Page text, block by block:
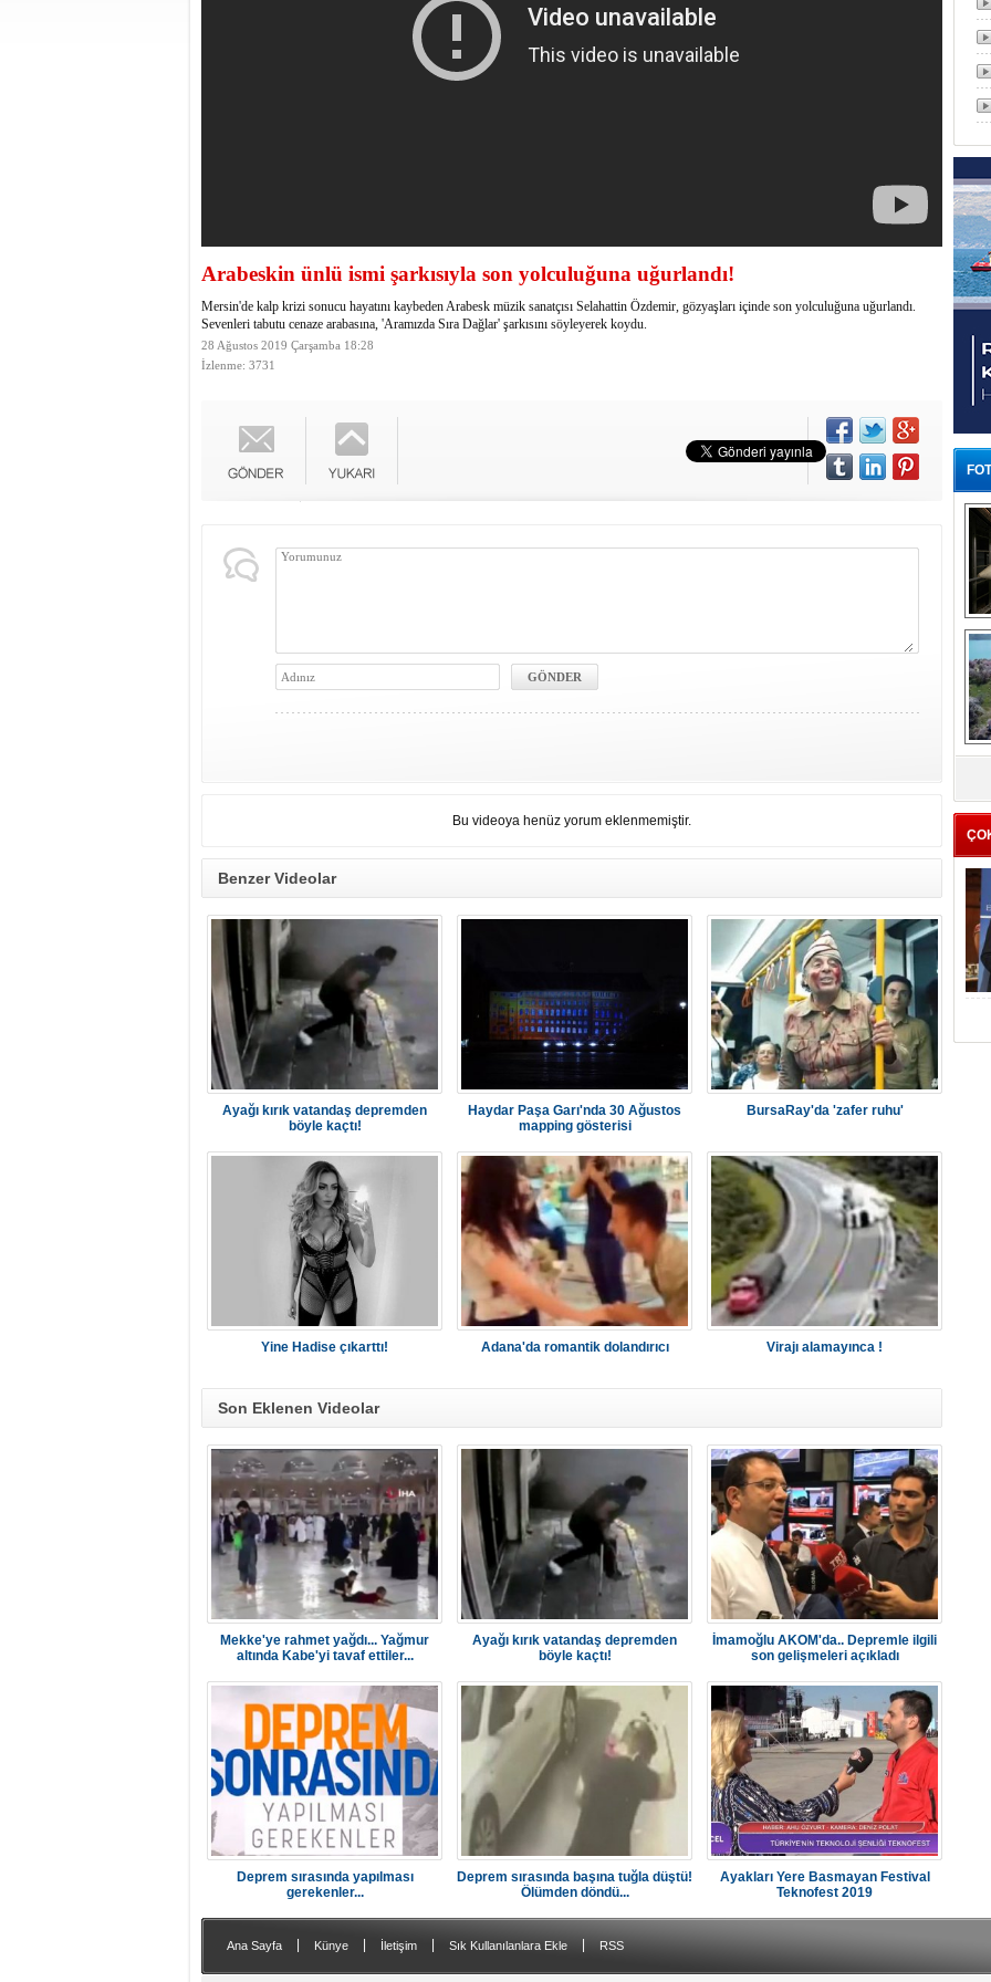
Arabeskin ünlü ismi şarkısıyla son yolculuğuna uğurlandı!
Mersin'de kalp krizi sonucu hayatını kaybeden Arabesk müzik sanatçısı Selahattin Özdemir, gözyaşları içinde son yolculuğuna uğurlandı.
Sevenleri tabutu cenaze arabasına, 'Aramızda Sıra Dağlar' şarkısını söyleyerek koydu.
28 Ağustos 2019 Çarşamba 18:28
İzlenme: 3731
Bu videoya henüz yorum eklenmemiştir.
Benzer Videolar
Ayağı kırık vatandaş depremden
böyle kaçtı!
Haydar Paşa Garı'nda 30 Ağustos
mapping gösterisi
BursaRay'da 'zafer ruhu'
Yine Hadise çıkarttı! Adana'da romantik dolandırıcı Virajı alamayınca !
Son Eklenen Videolar
Mekke'ye rahmet yağdı... Yağmur
altında Kabe'yi tavaf ettiler...
Ayağı kırık vatandaş depremden
böyle kaçtı!
İmamoğlu AKOM'da.. Depremle ilgili
son gelişmeleri açıkladı
Deprem sırasında yapılması
gerekenler...
Deprem sırasında başına tuğla düştü!
Ölümden döndü...
Ayakları Yere Basmayan Festival
Teknofest 2019
Ana Sayfa Künye İletişim Sık Kullanılanlara Ekle RSS